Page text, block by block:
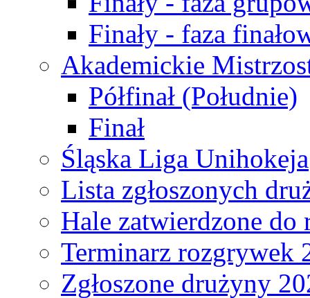
Finały - faza
Akademickie
Półfinał (Południe)
Finał
Śląska Liga Unihokeja
Lista zgłoszonych
Hale zatwierdzone do
Terminarz rozgrywek
Zgłoszone drużyny